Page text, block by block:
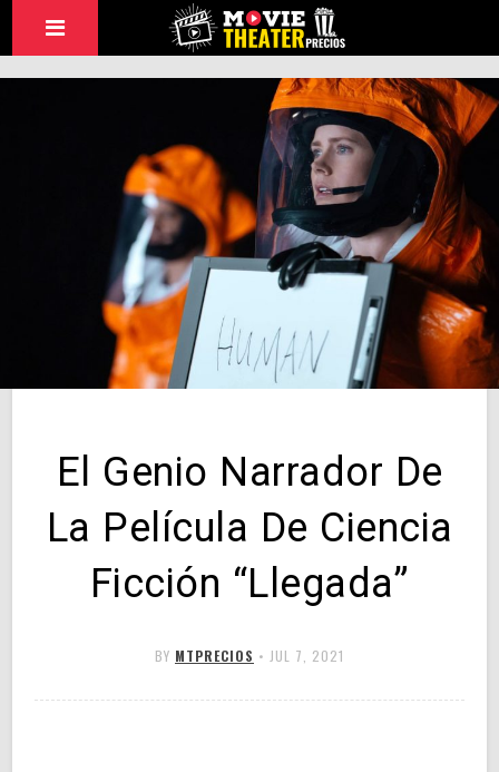
El Genio Narrador De
La Película De Ciencia
Ficción “Llegada”
BY MTPRECIOS • JUL 7, 2021